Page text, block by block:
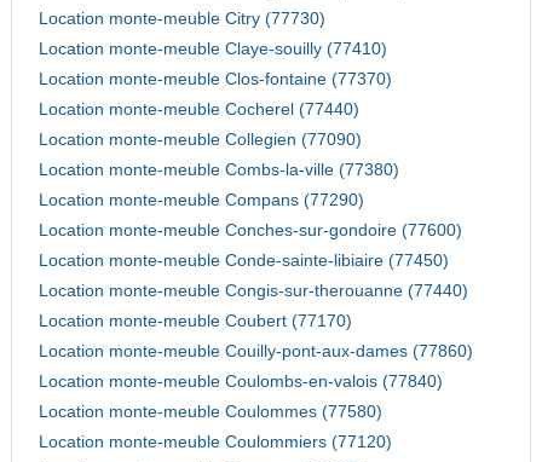
Location monte-meuble Citry (77730)
Location monte-meuble Claye-souilly (77410)
Location monte-meuble Clos-fontaine (77370)
Location monte-meuble Cocherel (77440)
Location monte-meuble Collegien (77090)
Location monte-meuble Combs-la-ville (77380)
Location monte-meuble Compans (77290)
Location monte-meuble Conches-sur-gondoire (77600)
Location monte-meuble Conde-sainte-libiaire (77450)
Location monte-meuble Congis-sur-therouanne (77440)
Location monte-meuble Coubert (77170)
Location monte-meuble Couilly-pont-aux-dames (77860)
Location monte-meuble Coulombs-en-valois (77840)
Location monte-meuble Coulommes (77580)
Location monte-meuble Coulommiers (77120)